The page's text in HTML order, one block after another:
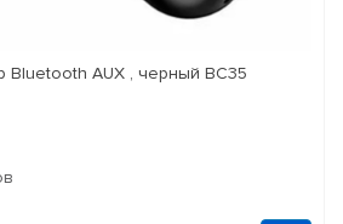
Bluetooth AUX , черный BC35